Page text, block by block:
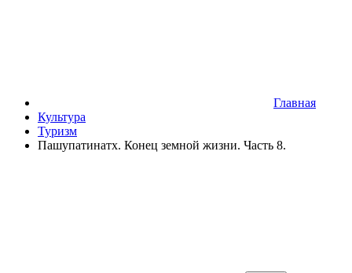
Главная
Культура
Туризм
Пашупатинатх. Конец земной жизни. Часть 8.